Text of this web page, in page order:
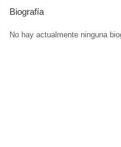
Biografía
No hay actualmente ninguna